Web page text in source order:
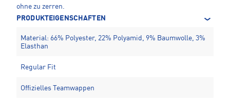
ohne zu zerren.
PRODUKTEIGENSCHAFTEN
Material: 66% Polyester, 22% Polyamid, 9% Baumwolle, 3%
Elasthan
Regular Fit
Offizielles Teamwappen